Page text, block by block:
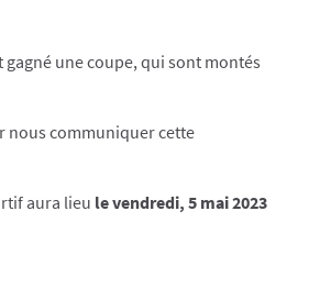
une coupe, qui sont montés
nous communiquer cette
aura lieu le vendredi, 5 mai 2023